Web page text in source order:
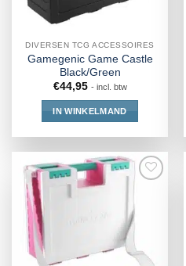
DIVERSEN TCG ACCESSOIRES
Gamegenic Game Castle
Black/Green
€44,95 - incl. btw
IN WINKELMAND